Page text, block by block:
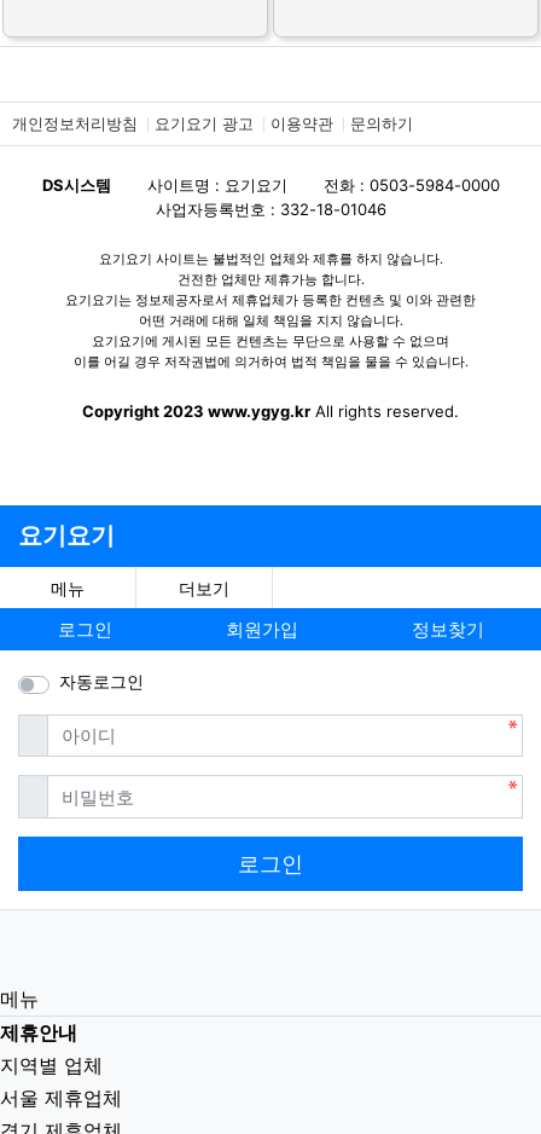
개인정보처리방침 요기요기 광고 이용약관 문의하기
DS시스템 사이트명 : 요기요기
전화 : 0503-5984-0000
사업자등록번호 : 332-18-01046
요기요기 사이트는 불법적인 업체와 제휴를 하지 않습니다.
건전한 업체만 제휴가능 합니다.
요기요기는 정보제공자로서 제휴업체가 등록한 컨텐츠 및 이와 관련한
어떤 거래에 대해 일체 책임을 지지 않습니다.
요기요기에 게시된 모든 컨텐츠는 무단으로 사용할 수 없으며
이를 어길 경우 저작권법에 의거하여 법적 책임을 물을 수 있습니다.
Copyright 2023 www.ygyg.kr All rights reserved.
요기요기
메뉴 더보기
로그인 회원가입 정보찾기
자동로그인
아이디필수
비밀번호필수
로그인
메뉴
제휴안내
지역별 업체
서울 제휴업체